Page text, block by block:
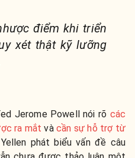
điểm khi triển
xét thật kỹ lưỡng
Jerome Powell nói rõ các
ra mắt vàcần sự hỗ trợ từ
phát biểu vấn đề câu